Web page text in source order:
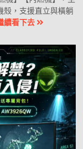
殼，支援直立與橫躺
續看下去